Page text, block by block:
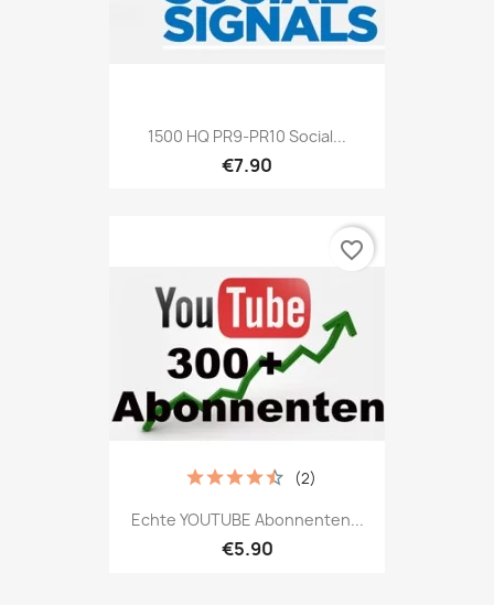
1500 HQ PR9-PR10 Social...
€7.90
Echte YOUTUBE Abonnenten...
€5.90
(2)
favorite_border